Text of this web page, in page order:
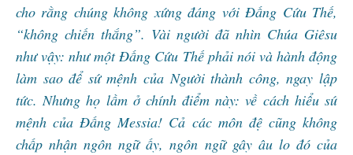
cho rằng chúng không xứng đáng với Đấng Cứu Thế,
“không chiến thắng”. Vài người đã nhìn Chúa Giêsu
như vậy: như một Đấng Cứu Thế phải nói và hành động
làm sao để sứ mệnh của Người thành công, ngay lập
tức. Nhưng họ lầm ở chính điểm này: về cách hiểu sứ
mệnh của Đấng Messia! Cả các môn đệ cũng không
chấp nhận ngôn ngữ ấy, ngôn ngữ gây âu lo đó của